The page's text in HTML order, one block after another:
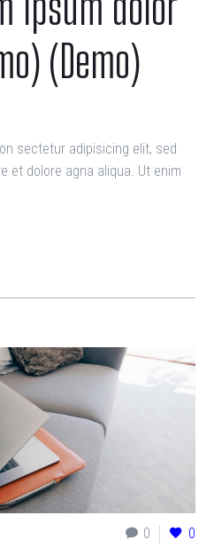
(Demo)
sectetur adipisicing elit, sed
et dolore agna aliqua. Ut enim
0 0